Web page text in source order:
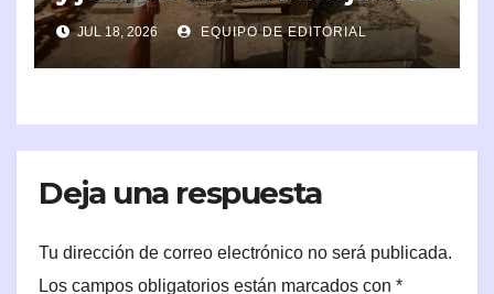
de Cayamo
JUL 18, 2026 EQUIPO DE EDITORIAL
Deja una respuesta
Tu dirección de correo electrónico no será publicada.
Los campos obligatorios están marcados con *